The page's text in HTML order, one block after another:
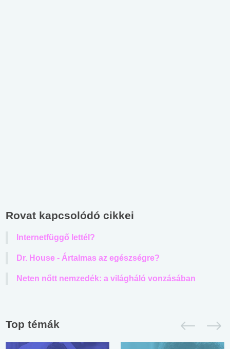
Rovat kapcsolódó cikkei
Internetfüggő lettél?
Dr. House - Ártalmas az egészségre?
Neten nőtt nemzedék: a világháló vonzásában
Top témák